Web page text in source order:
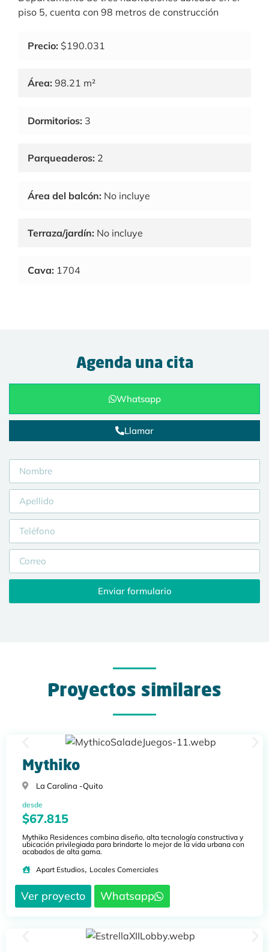
piso 5, cuenta con 98 metros de construcción
Precio: $190.031
Área: 98.21 m²
Dormitorios: 3
Parqueaderos: 2
Área del balcón: No incluye
Terraza/jardín: No incluye
Cava: 1704
Agenda una cita
Whatsapp
Llamar
Enviar formulario
Proyectos similares
Mythiko
La Carolina -Quito
desde
$67.815
Mythiko Residences combina diseño, alta tecnología constructiva y
ubicación privilegiada para brindarte lo mejor de la vida urbana con
acabados de alta gama.
Apart Estudios, Locales Comerciales
Ver proyecto Whatsapp